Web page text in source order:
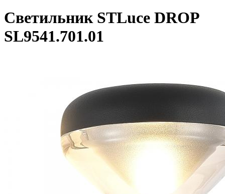
Светильник STLuce DROP
SL9541.701.01